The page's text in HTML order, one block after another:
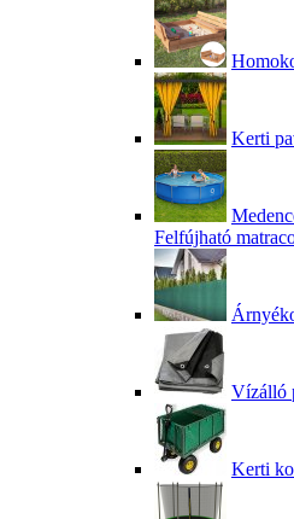
Kerti
Felfújható
Vízálló
Kerti